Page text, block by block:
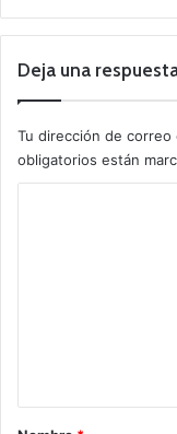
Deja una
Tu dirección de
obligatorios están
r